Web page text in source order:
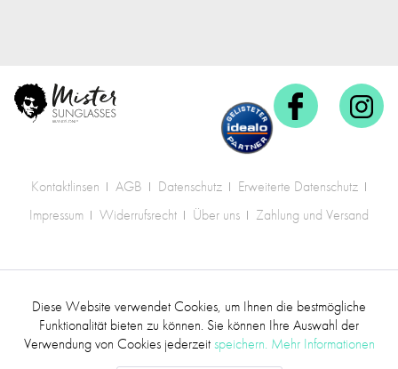
Kontaktlinsen AGB Datenschutz
Erweiterte Datenschutz
Impressum
Widerrufsrecht Über uns Zahlung und Versand
Versandkosten.
Funktionale Aktiv
Diese Website verwendet Cookies, um Ihnen die bestmögliche
Funktionalität bieten zu können. Sie können Ihre Auswahl der
Verwendung von Cookies jederzeitspeichern. Mehr Informationen